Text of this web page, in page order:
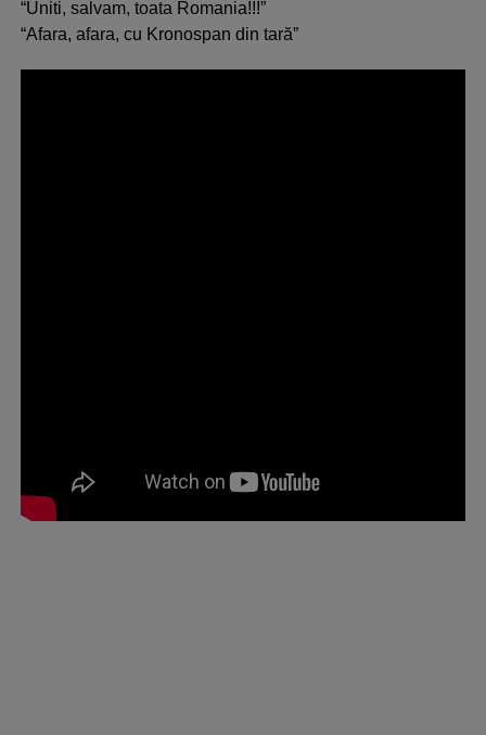
“Uniti, salvam, toata Romania!!!”
“Afara, afara, cu Kronospan din tară”